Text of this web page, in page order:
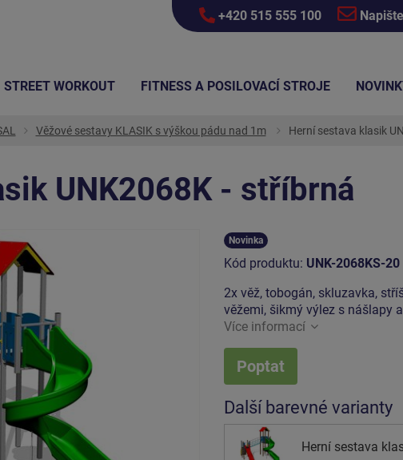
+420 515 555 100
Věžové sestavy KLASIK s výškou pádu nad 1m Herní sestava klasik
UNK2068K - stříbrná
Novinka
Kód produktu: UNK-2068KS-20
2x věž, tobogán, skluzavka,
věžemi, šikmý výlez s nášlapy
Více informací
Poptat
Další barevné varianty
Herní sestava
STREET WORKOUT FITNESS A POSILOVACÍ STROJE